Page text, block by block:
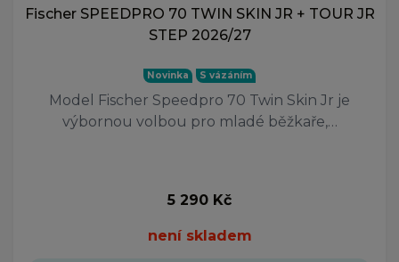
Fischer SPEEDPRO 70 TWIN SKIN JR + TOUR JR
STEP 2026/27
Novinka S vázáním
Model Fischer Speedpro 70 Twin Skin Jr je
výbornou volbou pro mladé běžkaře,…
5 290 Kč
není skladem